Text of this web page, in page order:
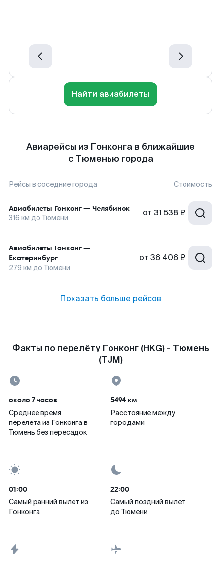
Найти авиабилеты
Авиарейсы из Гонконга в ближайшие
с Тюменью города
Рейсы в соседние города Стоимость
Авиабилеты Гонконг— Челябинск
316 км до Тюмени от 31 538 ₽
Авиабилеты Гонконг—
Екатеринбург
279 км до Тюмени
от 36 406 ₽
Показать больше рейсов
Факты по перелёту Гонконг (HKG) - Тюмень
(TJM)
около 7 часов
Среднее время
перелета из Гонконга в
Тюмень без пересадок
5494 км
Расстояние между
городами
01:00
Самый ранний вылет из
Гонконга
22:00
Самый поздний вылет
до Тюмени